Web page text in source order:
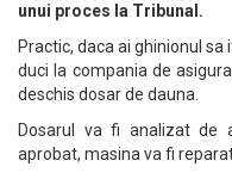
unui proces la Tribunal.
Practic, daca ai ghinionul
duci la compania de
deschis dosar de dauna.
Dosarul va fi analizat de
aprobat, masina va fi